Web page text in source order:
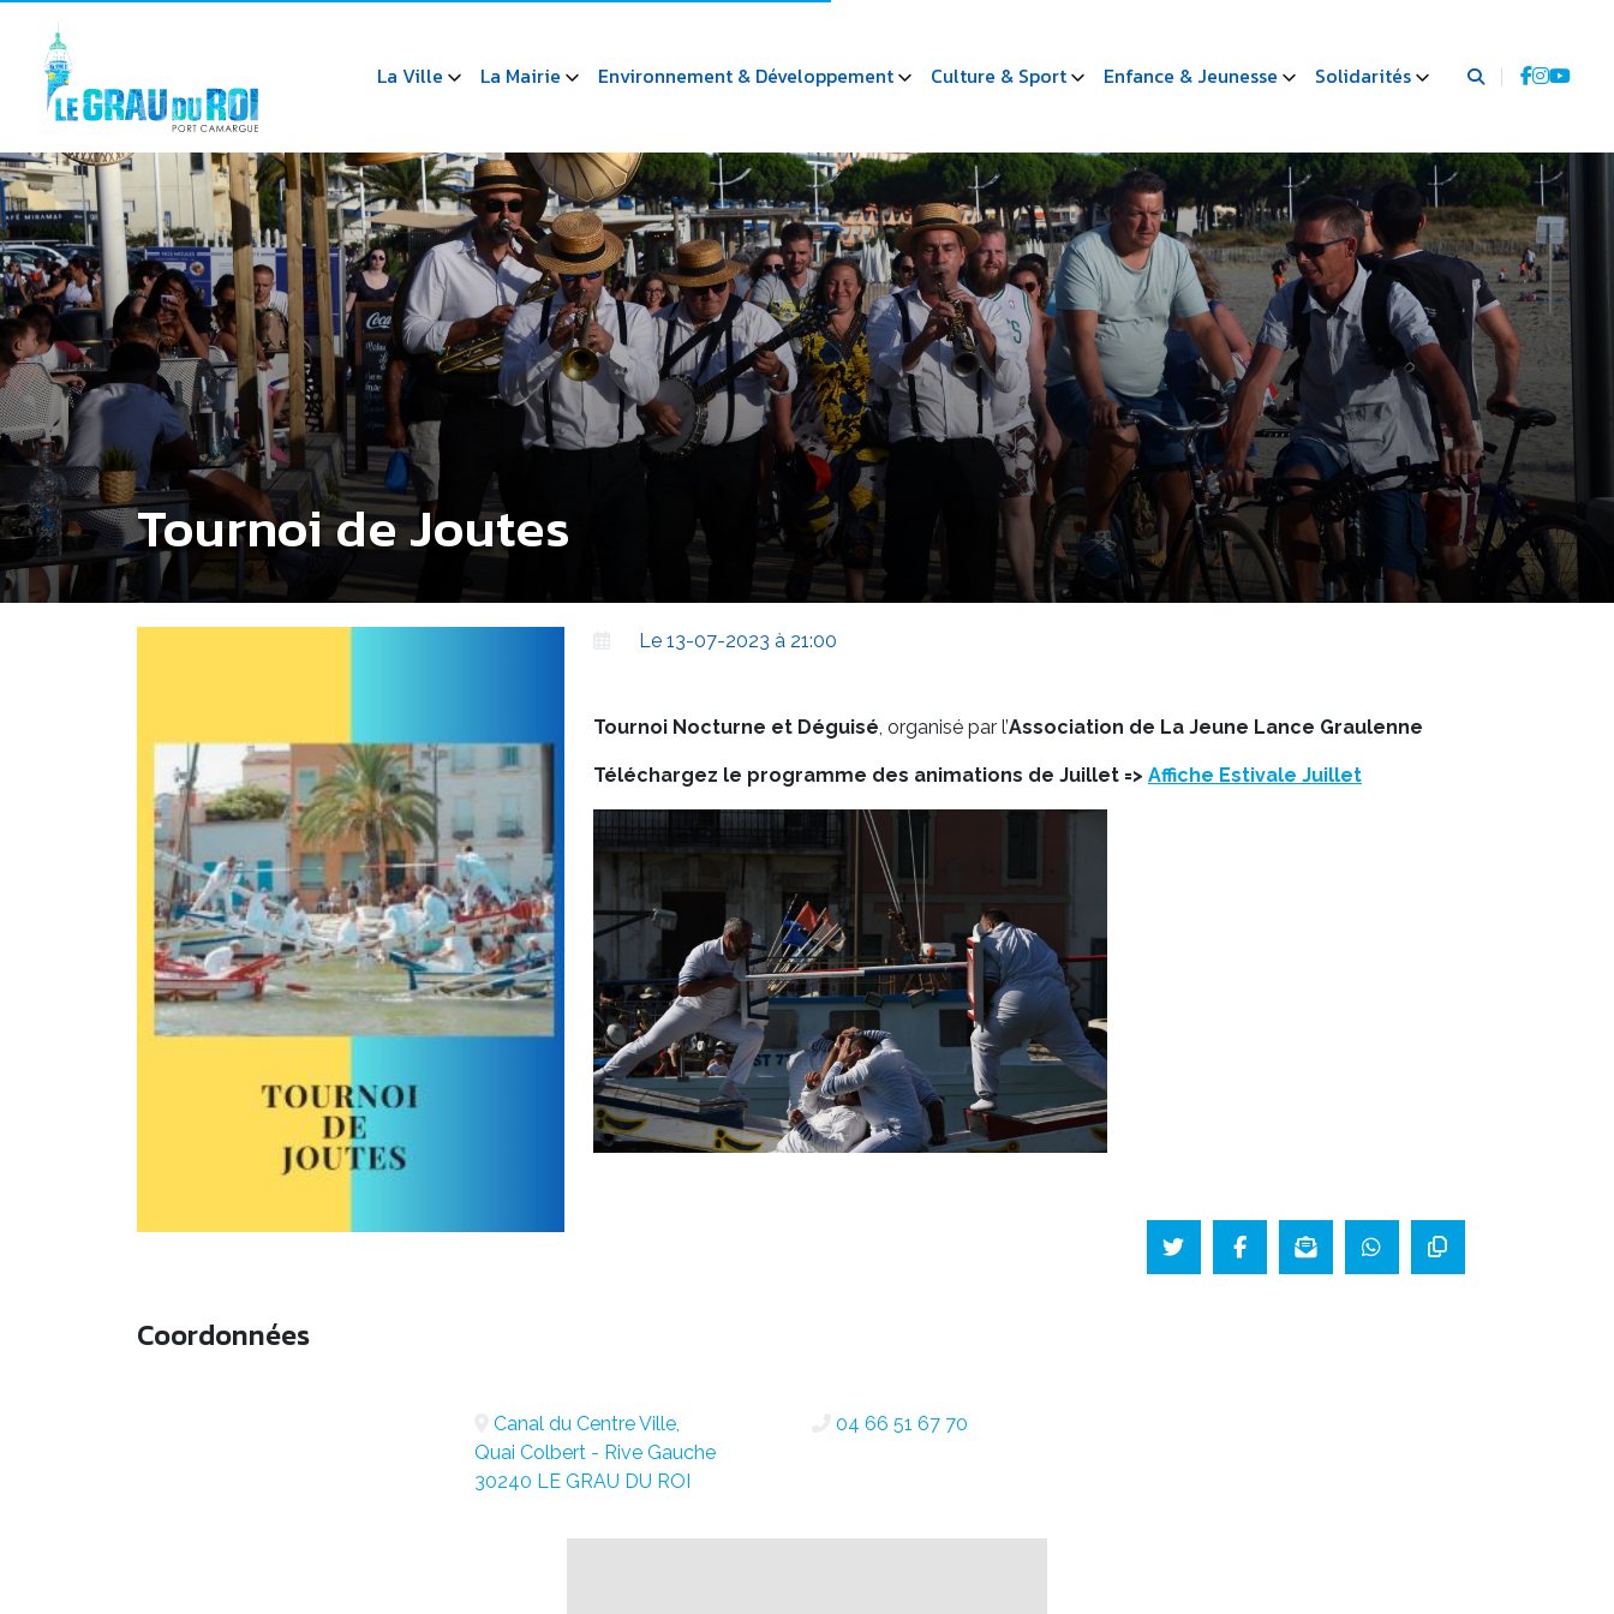
La Ville La Mairie Environnement & Développement Culture & Sport Enfance & Jeunesse Solidarités
Tournoi de Joutes
Le 13-07-2023 à 21:00
Tournoi Nocturne et Déguisé, organisé par l’Association de La Jeune Lance Graulenne
Téléchargez le programme des animations de Juillet => Affiche Estivale Juillet
Coordonnées
Canal du Centre Ville,
Quai Colbert - Rive Gauche
30240 LE GRAU DU ROI
04 66 51 67 70